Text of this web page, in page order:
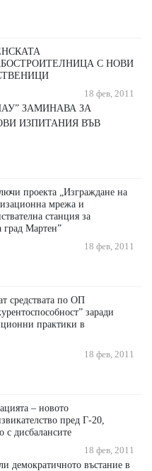
С НОВИ
18 фев, 2011
ЗАМИНАВА ЗА
ИЗПИТАНИЯ ВЪВ
проекта „Изграждане на
мрежа и
станция за
град Мартен”
18 фев, 2011
средствата по ОП
заради
практики в
18 фев, 2011
– новото
пред Г-20,
с дисбалансите
18 фев, 2011
демократичното въстание в